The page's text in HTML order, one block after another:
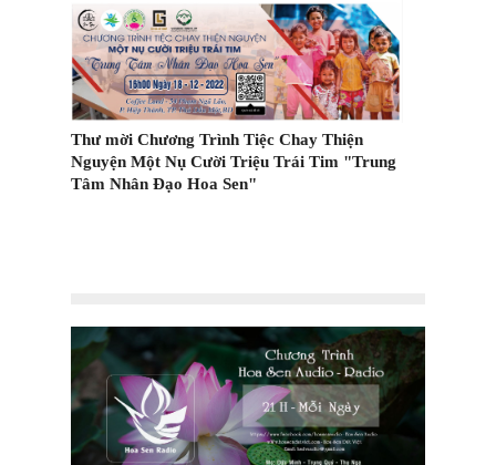
Thư mời Chương Trình Tiệc Chay Thiện
Nguyện Một Nụ Cười Triệu Trái Tim "Trung
Tâm Nhân Đạo Hoa Sen"